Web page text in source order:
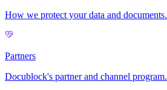
How we protect your data and documents.
Partners
Docublock's partner and channel program.